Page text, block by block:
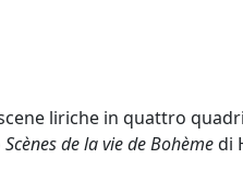
liriche in quattro
Scènes de la vie de Bohèmedi